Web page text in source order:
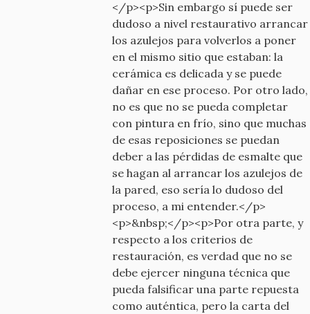
</p><p>Sin embargo sí puede ser
dudoso a nivel restaurativo arrancar
los azulejos para volverlos a poner
en el mismo sitio que estaban: la
cerámica es delicada y se puede
dañar en ese proceso. Por otro lado,
no es que no se pueda completar
con pintura en frío, sino que muchas
de esas reposiciones se puedan
deber a las pérdidas de esmalte que
se hagan al arrancar los azulejos de
la pared, eso sería lo dudoso del
proceso, a mi entender.</p>
<p>&nbsp;</p><p>Por otra parte, y
respecto a los criterios de
restauración, es verdad que no se
debe ejercer ninguna técnica que
pueda falsificar una parte repuesta
como auténtica, pero la carta del